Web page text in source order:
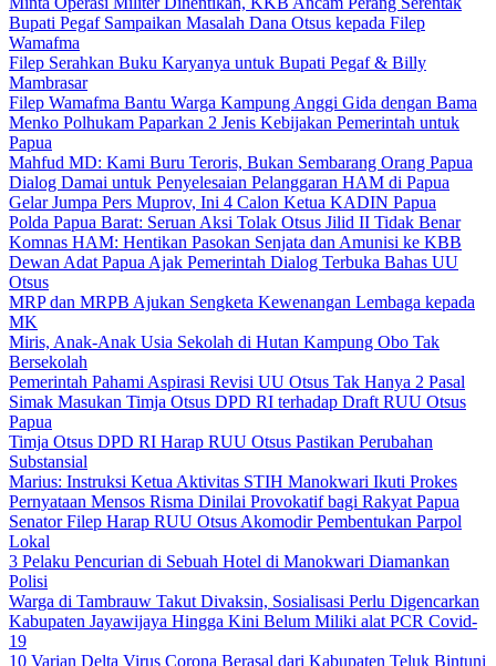
Bupati Pegaf Sampaikan Masalah Dana Otsus kepada Filep
Wamafma
Filep Serahkan Buku Karyanya untuk Bupati Pegaf & Billy
Mambrasar
Filep Wamafma Bantu Warga Kampung Anggi Gida dengan Bama
Menko Polhukam Paparkan 2 Jenis Kebijakan Pemerintah untuk
Papua
Mahfud MD: Kami Buru Teroris, Bukan Sembarang Orang Papua
Dialog Damai untuk Penyelesaian Pelanggaran HAM di Papua
Gelar Jumpa Pers Muprov, Ini 4 Calon Ketua KADIN Papua
Polda Papua Barat: Seruan Aksi Tolak Otsus Jilid II Tidak Benar
Komnas HAM: Hentikan Pasokan Senjata dan Amunisi ke KBB
Dewan Adat Papua Ajak Pemerintah Dialog Terbuka Bahas UU
Otsus
MRP dan MRPB Ajukan Sengketa Kewenangan Lembaga kepada
MK
Miris, Anak-Anak Usia Sekolah di Hutan Kampung Obo Tak
Bersekolah
Pemerintah Pahami Aspirasi Revisi UU Otsus Tak Hanya 2 Pasal
Simak Masukan Timja Otsus DPD RI terhadap Draft RUU Otsus
Papua
Timja Otsus DPD RI Harap RUU Otsus Pastikan Perubahan
Substansial
Marius: Instruksi Ketua Aktivitas STIH Manokwari Ikuti Prokes
Pernyataan Mensos Risma Dinilai Provokatif bagi Rakyat Papua
Senator Filep Harap RUU Otsus Akomodir Pembentukan Parpol
Lokal
3 Pelaku Pencurian di Sebuah Hotel di Manokwari Diamankan
Polisi
Warga di Tambrauw Takut Divaksin, Sosialisasi Perlu Digencarkan
Kabupaten Jayawijaya Hingga Kini Belum Miliki alat PCR Covid-
19
10 Varian Delta Virus Corona Berasal dari Kabupaten Teluk Bintuni